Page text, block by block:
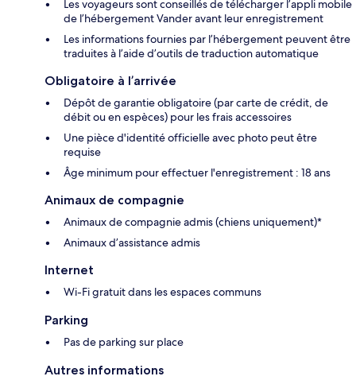
Les voyageurs sont conseillés de télécharger l’appli mobile
de l’hébergement Vander avant leur enregistrement
Les informations fournies par l’hébergement peuvent être
traduites à l’aide d’outils de traduction automatique
Obligatoire à l’arrivée
Dépôt de garantie obligatoire (par carte de crédit, de
débit ou en espèces) pour les frais accessoires
Une pièce d'identité officielle avec photo peut être
requise
Âge minimum pour effectuer l'enregistrement : 18 ans
Animaux de compagnie
Animaux de compagnie admis (chiens uniquement)*
Animaux d’assistance admis
Internet
Wi-Fi gratuit dans les espaces communs
Parking
Pas de parking sur place
Autres informations